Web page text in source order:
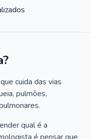
cuida das vias
pulmões,
qual é a